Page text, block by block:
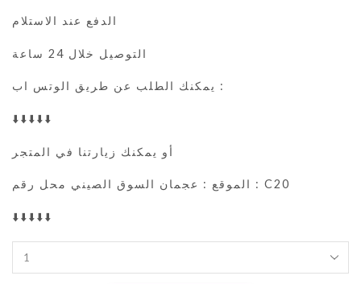
الدفع عند الاستلام
التوصيل خلال 24 ساعة
يمكنك الطلب عن طريق الوتس اب :
⬇️⬇️⬇️⬇️⬇️
أو يمكنك زيارتنا في المتجر
الموقع : عجمان السوق الصيني محل رقم : C20
⬇️⬇️⬇️⬇️⬇️